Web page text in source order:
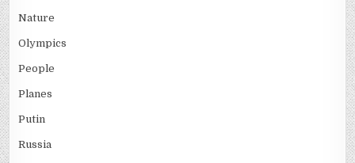
Nature
Olympics
People
Planes
Putin
Russia